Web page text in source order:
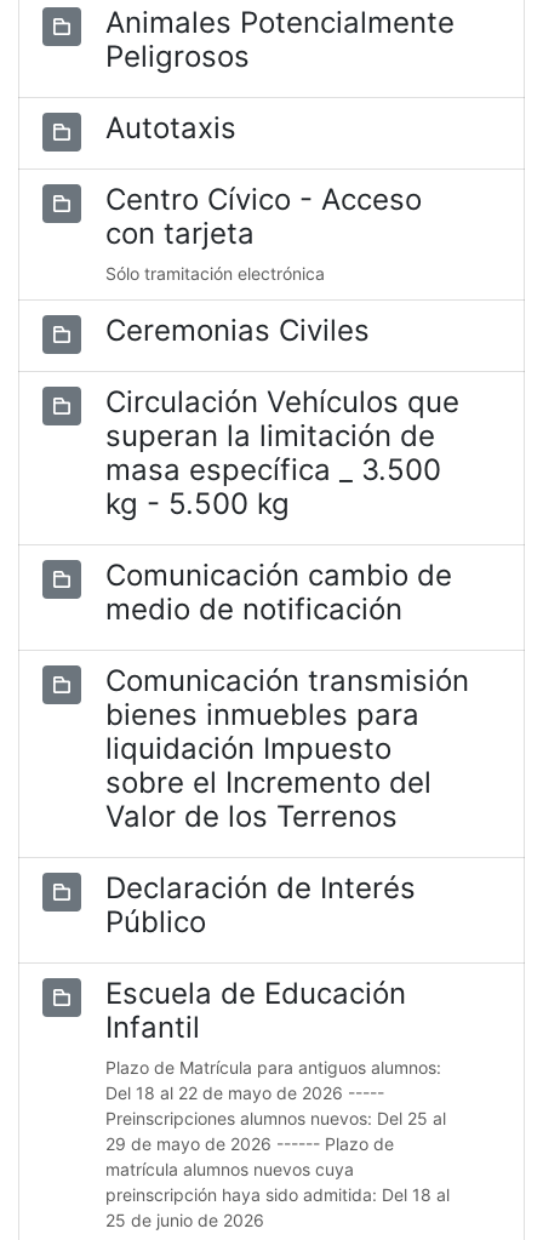
Animales Potencialmente
Peligrosos
Autotaxis
Centro Cívico - Acceso
con tarjeta
Sólo tramitación electrónica
Ceremonias Civiles
Circulación Vehículos que
superan la limitación de
masa específica _ 3.500
kg - 5.500 kg
Comunicación cambio de
medio de notificación
Comunicación transmisión
bienes inmuebles para
liquidación Impuesto
sobre el Incremento del
Valor de los Terrenos
Declaración de Interés
Público
Escuela de Educación
Infantil
Plazo de Matrícula para antiguos alumnos:
Del 18 al 22 de mayo de 2026 -----
Preinscripciones alumnos nuevos: Del 25 al
29 de mayo de 2026 ------ Plazo de
matrícula alumnos nuevos cuya
preinscripción haya sido admitida: Del 18 al
25 de junio de 2026